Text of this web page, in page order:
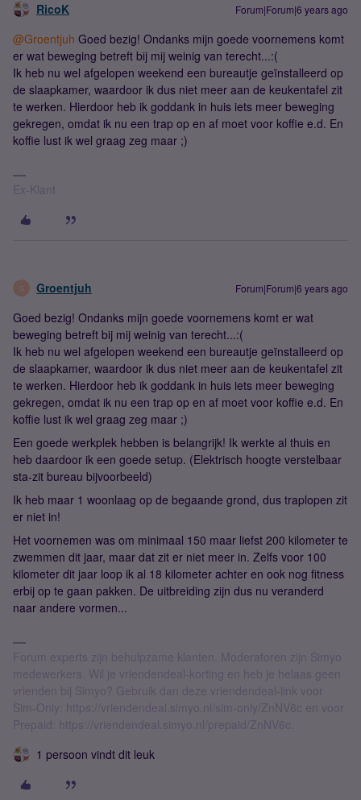
RicoK Forum|Forum|6 years ago
@Groentjuh Goed bezig! Ondanks mijn goede voornemens komt
er wat beweging betreft bij mij weinig van terecht...:(
Ik heb nu wel afgelopen weekend een bureautje geïnstalleerd op
de slaapkamer, waardoor ik dus niet meer aan de keukentafel zit
te werken. Hierdoor heb ik goddank in huis iets meer beweging
gekregen, omdat ik nu een trap op en af moet voor koffie e.d. En
koffie lust ik wel graag zeg maar ;)
Ex-Klant
G Groentjuh Forum|Forum|6 years ago
Goed bezig! Ondanks mijn goede voornemens komt er wat
beweging betreft bij mij weinig van terecht...:(
Ik heb nu wel afgelopen weekend een bureautje geïnstalleerd op
de slaapkamer, waardoor ik dus niet meer aan de keukentafel zit
te werken. Hierdoor heb ik goddank in huis iets meer beweging
gekregen, omdat ik nu een trap op en af moet voor koffie e.d. En
koffie lust ik wel graag zeg maar ;)
Een goede werkplek hebben is belangrijk! Ik werkte al thuis en
heb daardoor ik een goede setup. (Elektrisch hoogte verstelbaar
sta-zit bureau bijvoorbeeld)
Ik heb maar 1 woonlaag op de begaande grond, dus traplopen zit
er niet in!
Het voornemen was om minimaal 150 maar liefst 200 kilometer te
zwemmen dit jaar, maar dat zit er niet meer in. Zelfs voor 100
kilometer dit jaar loop ik al 18 kilometer achter en ook nog fitness
erbij op te gaan pakken. De uitbreiding zijn dus nu veranderd
naar andere vormen...
Forum experts zijn behulpzame klanten. Moderatoren zijn Simyo
medewerkers. Wil je vriendendeal-korting en heb je helaas geen
vrienden bij Simyo? Gebruik dan deze vriendendeal-link voor
Sim-Only: https://vriendendeal.simyo.nl/sim-only/ZnNV6c en voor
Prepaid: https://vriendendeal.simyo.nl/prepaid/ZnNV6c.
1 persoon vindt dit leuk